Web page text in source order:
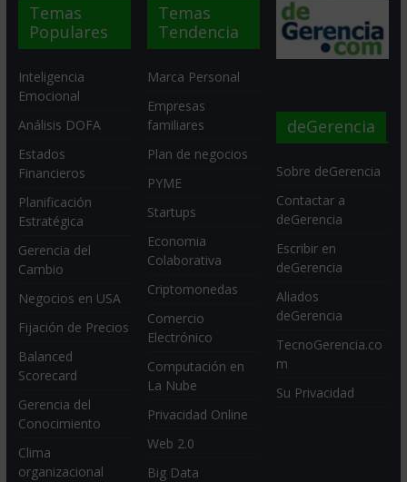
Temas
Populares
Inteligencia
Emocional
Análisis DOFA
Estados
Financieros
Planificación
Estratégica
Gerencia del
Cambio
Negocios en USA
Fijación de Precios
Balanced
Scorecard
Gerencia del
Conocimiento
Clima
organizacional
Temas
Tendencia
Marca Personal
Empresas
familiares
Plan de negocios
PYME
Startups
Economia
Colaborativa
Criptomonedas
Comercio
Electrónico
Computación en
La Nube
Privacidad Online
Web 2.0
Big Data
deGerencia
Sobre deGerencia
Contactar a
deGerencia
Escribir en
deGerencia
Aliados
deGerencia
TecnoGerencia.co
m
Su Privacidad